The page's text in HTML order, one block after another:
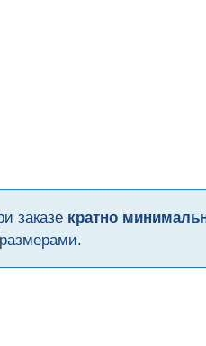
заказе кратно